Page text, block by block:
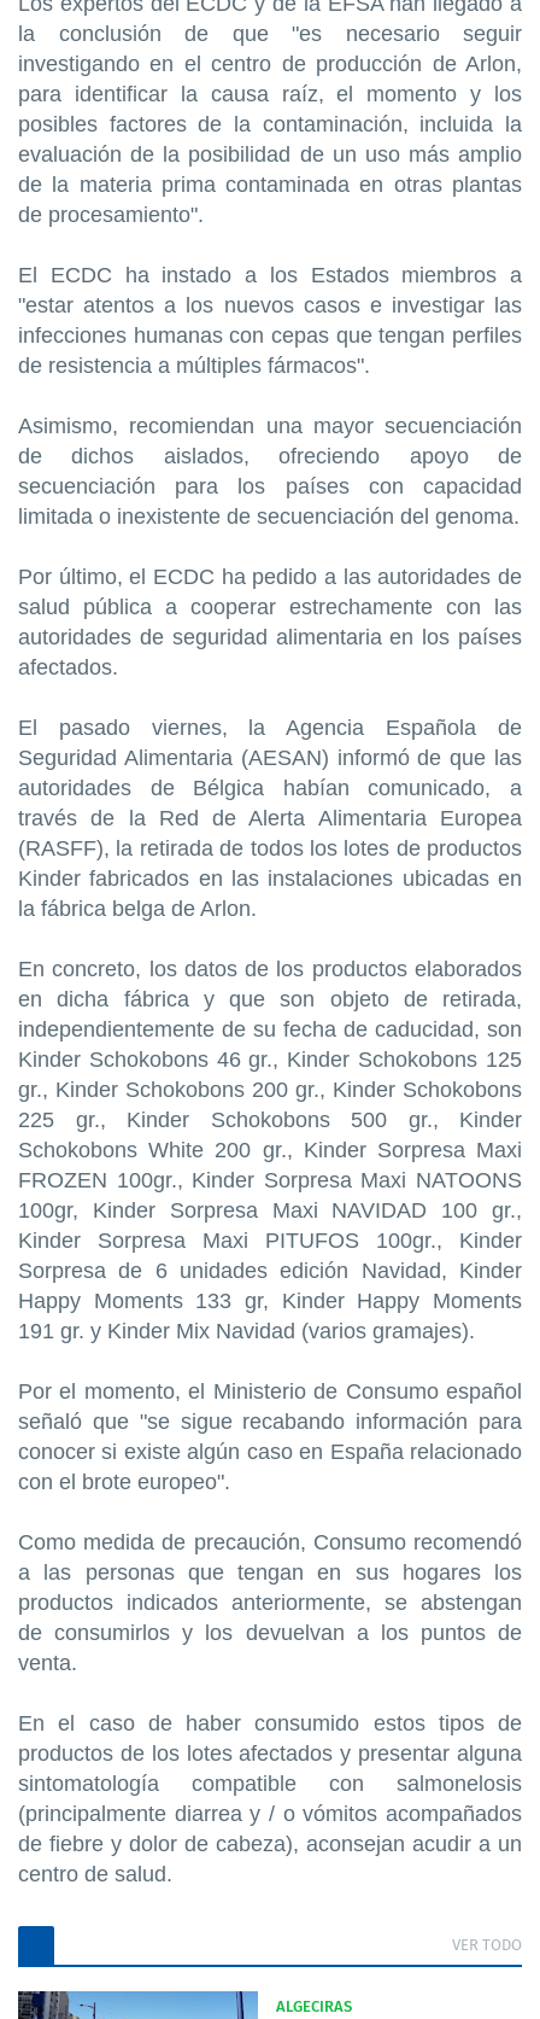
la conclusión de que "es necesario seguir
investigando en el centro de producción de Arlon,
para identificar la causa raíz, el momento y los
posibles factores de la contaminación, incluida la
evaluación de la posibilidad de un uso más amplio
de la materia prima contaminada en otras plantas
de procesamiento".
El ECDC ha instado a los Estados miembros a
"estar atentos a los nuevos casos e investigar las
infecciones humanas con cepas que tengan perfiles
de resistencia a múltiples fármacos".
Asimismo, recomiendan una mayor secuenciación
de dichos aislados, ofreciendo apoyo de
secuenciación para los países con capacidad
limitada o inexistente de secuenciación del genoma.
Por último, el ECDC ha pedido a las autoridades de
salud pública a cooperar estrechamente con las
autoridades de seguridad alimentaria en los países
afectados.
El pasado viernes, la Agencia Española de
Seguridad Alimentaria (AESAN) informó de que las
autoridades de Bélgica habían comunicado, a
través de la Red de Alerta Alimentaria Europea
(RASFF), la retirada de todos los lotes de productos
Kinder fabricados en las instalaciones ubicadas en
la fábrica belga de Arlon.
En concreto, los datos de los productos elaborados
en dicha fábrica y que son objeto de retirada,
independientemente de su fecha de caducidad, son
Kinder Schokobons 46 gr., Kinder Schokobons 125
gr., Kinder Schokobons 200 gr., Kinder Schokobons
225 gr., Kinder Schokobons 500 gr., Kinder
Schokobons White 200 gr., Kinder Sorpresa Maxi
FROZEN 100gr., Kinder Sorpresa Maxi NATOONS
100gr, Kinder Sorpresa Maxi NAVIDAD 100 gr.,
Kinder Sorpresa Maxi PITUFOS 100gr., Kinder
Sorpresa de 6 unidades edición Navidad, Kinder
Happy Moments 133 gr, Kinder Happy Moments
191 gr. y Kinder Mix Navidad (varios gramajes).
Por el momento, el Ministerio de Consumo español
señaló que "se sigue recabando información para
conocer si existe algún caso en España relacionado
con el brote europeo".
Como medida de precaución, Consumo recomendó
a las personas que tengan en sus hogares los
productos indicados anteriormente, se abstengan
de consumirlos y los devuelvan a los puntos de
venta.
En el caso de haber consumido estos tipos de
productos de los lotes afectados y presentar alguna
sintomatología compatible con salmonelosis
(principalmente diarrea y / o vómitos acompañados
de fiebre y dolor de cabeza), aconsejan acudir a un
centro de salud.
VER TODO
ALGECIRAS